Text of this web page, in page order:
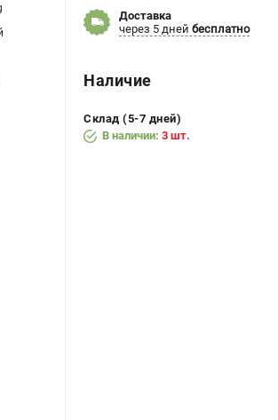
Доставка
через 5 дней бесплатно
Наличие
Склад (5-7 дней)
В наличии: 3 шт.